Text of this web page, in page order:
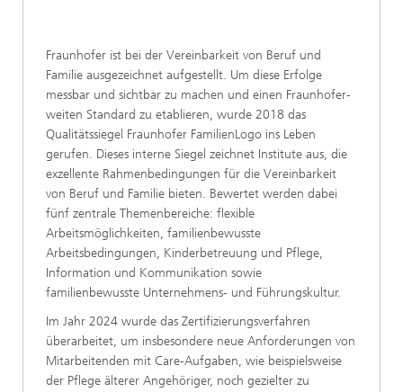
Fraunhofer ist bei der Vereinbarkeit von Beruf und
Familie ausgezeichnet aufgestellt. Um diese Erfolge
messbar und sichtbar zu machen und einen Fraunhofer-
weiten Standard zu etablieren, wurde 2018 das
Qualitätssiegel Fraunhofer FamilienLogo ins Leben
gerufen. Dieses interne Siegel zeichnet Institute aus, die
exzellente Rahmenbedingungen für die Vereinbarkeit
von Beruf und Familie bieten. Bewertet werden dabei
fünf zentrale Themenbereiche: flexible
Arbeitsmöglichkeiten, familienbewusste
Arbeitsbedingungen, Kinderbetreuung und Pflege,
Information und Kommunikation sowie
familienbewusste Unternehmens- und Führungskultur.
Im Jahr 2024 wurde das Zertifizierungsverfahren
überarbeitet, um insbesondere neue Anforderungen von
Mitarbeitenden mit Care-Aufgaben, wie beispielsweise
der Pflege älterer Angehöriger, noch gezielter zu